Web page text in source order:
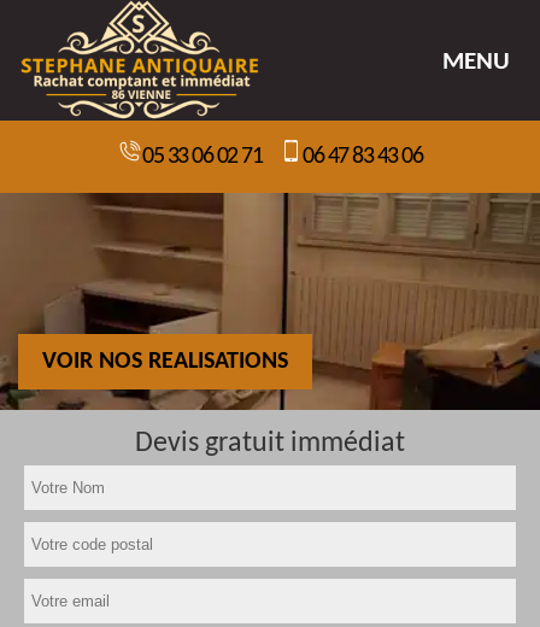
MENU
05 33 06 02 71 06 47 83 43 06
VOIR NOS REALISATIONS
Devis gratuit immédiat